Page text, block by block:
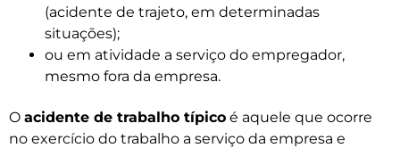
(acidente de trajeto, em determinadas
situações);
ou em atividade a serviço do empregador,
mesmo fora da empresa.
O acidente de trabalho típico é aquele que ocorre
no exercício do trabalho a serviço da empresa e